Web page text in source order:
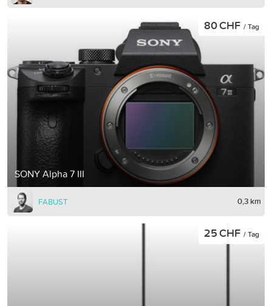
SONY Alpha 7 III
80 CHF / Tag
FABUST 0,3 km
25 CHF / Tag